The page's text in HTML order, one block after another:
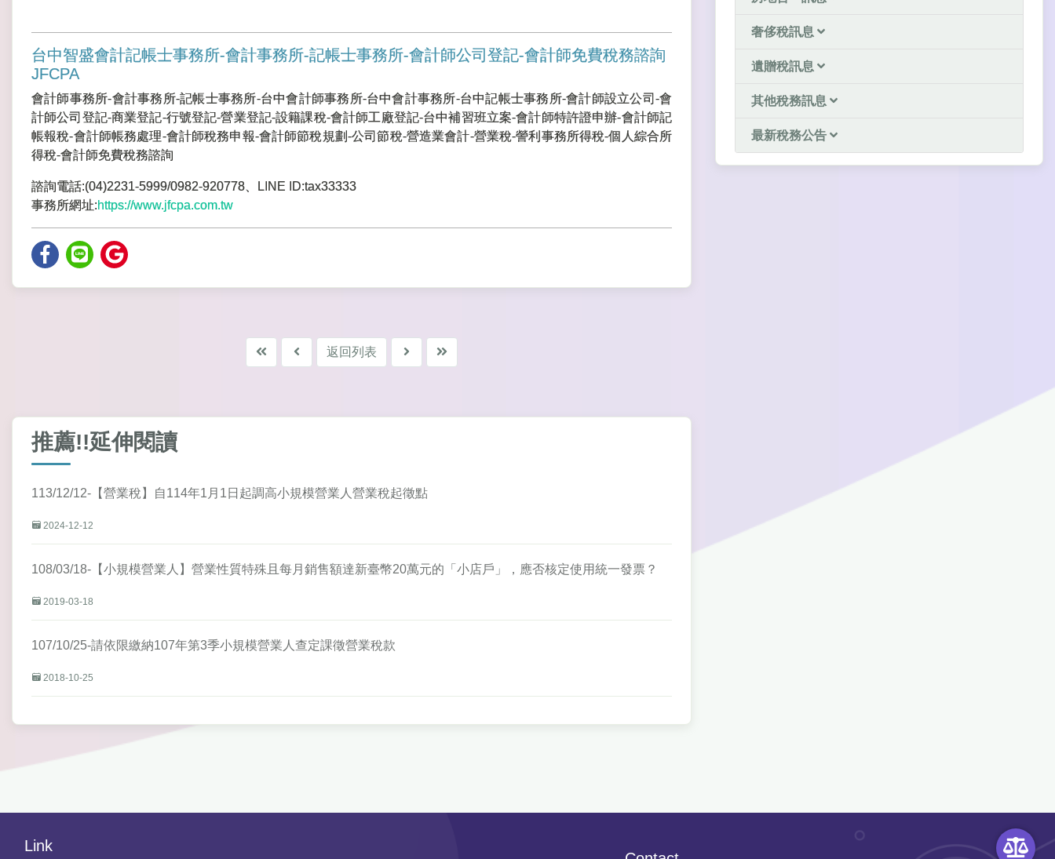
台中智盛會計記帳士事務所-會計事務所-記帳士事務所-會計師公司登記-會計師免費稅務諮詢
JFCPA
會計師事務所-會計事務所-記帳士事務所-台中會計師事務所-台中會計事務所-台中記帳士事務所-會計師設立公司-會
計師公司登記-商業登記-行號登記-營業登記-設籍課稅-會計師工廠登記-台中補習班立案-會計師特許證申辦-會計師記
帳報稅-會計師帳務處理-會計師稅務申報-會計師節稅規劃-公司節稅-營造業會計-營業稅-謍利事務所得稅-個人綜合所
得稅-會計師免費稅務諮詢
諮詢電話:(04)2231-5999/0982-920778、LINE ID:tax33333
事務所網址:https://www.jfcpa.com.tw
返回列表
推薦!!延伸閱讀
113/12/12-【營業稅】自114年1月1日起調高小規模營業人營業稅起徵點
2024-12-12
108/03/18-【小規模營業人】營業性質特殊且每月銷售額達新臺幣20萬元的「小店戶」，應否核定使用統一發票？
2019-03-18
107/10/25-請依限繳納107年第3季小規模營業人查定課徵營業稅款
2018-10-25
奢侈稅訊息
遺贈稅訊息
其他稅務訊息
最新稅務公告
Link